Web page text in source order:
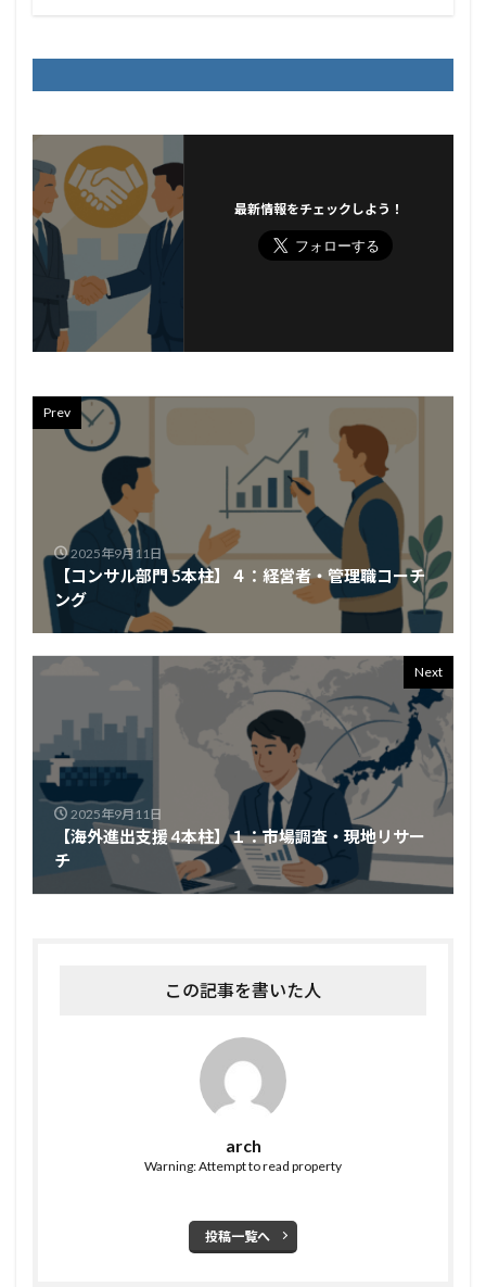
最新情報をチェックしよう！
Prev
2025年9月11日
【コンサル部門 5本柱】４：経営者・管理職コーチ
ング
Next
2025年9月11日
【海外進出支援 4本柱】１：市場調査・現地リサー
チ
この記事を書いた人
arch
Warning: Attempt to read property
投稿一覧へ